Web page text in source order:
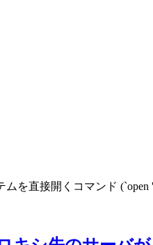
を直接開くコマンド (`open